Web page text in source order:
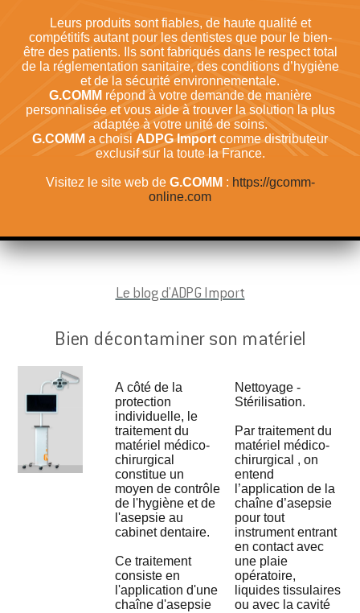
Leurs produits sont fiables, de haute qualité et
compétitifs autant pour les dentistes que pour le bien-
être des patients. Ils sont fabriqués dans le respect total
de la réglementation sanitaire, des conditions d’hygiène
et de la sécurité environnementale.
G.COMM répond à votre demande de manière
personnalisée et vous aide à trouver la solution la plus
adaptée à votre unité de soins.
G.COMM a choisi ADPG Import comme distributeur
exclusif sur la toute la France.
Visitez le site web de G.COMM : https://gcomm-
online.com
Le blog d'ADPG Import
Bien décontaminer son matériel
A côté de la
protection
individuelle, le
traitement du
matériel médico-
chirurgical
constitue un
moyen de contrôle
de l'hygiène et de
l'asepsie au
cabinet dentaire.
Ce traitement
consiste en
l'application d'une
chaîne d'asepsie
Nettoyage -
Stérilisation.
Par traitement du
matériel médico-
chirurgical , on
entend
l’application de la
chaîne d’asepsie
pour tout
instrument entrant
en contact avec
une plaie
opératoire,
liquides tissulaires
ou avec la cavité